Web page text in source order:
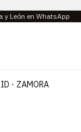
y León en WhatsApp
ZAMORA